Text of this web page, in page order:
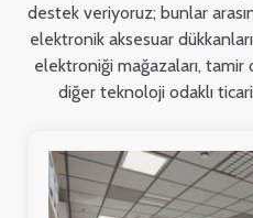
destek veriyoruz; bunlar
elektronik aksesuar
elektroniği mağazaları, tamir
diğer teknoloji odaklı